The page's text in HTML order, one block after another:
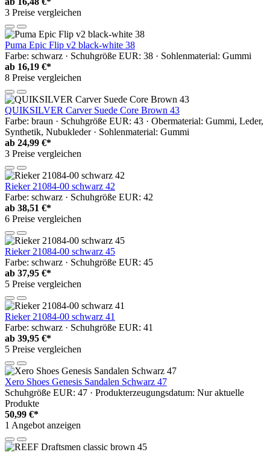
3 Preise vergleichen
Puma Epic Flip v2 black-white 38
Farbe: schwarz · Schuhgröße EUR: 38 · Sohlenmaterial: Gummi
ab 16,19 €*
8 Preise vergleichen
QUIKSILVER Carver Suede Core Brown 43
Farbe: braun · Schuhgröße EUR: 43 · Obermaterial: Gummi, Leder,
Synthetik, Nubukleder · Sohlenmaterial: Gummi
ab 24,99 €*
3 Preise vergleichen
Rieker 21084-00 schwarz 42
Farbe: schwarz · Schuhgröße EUR: 42
ab 38,51 €*
6 Preise vergleichen
Rieker 21084-00 schwarz 45
Farbe: schwarz · Schuhgröße EUR: 45
ab 37,95 €*
5 Preise vergleichen
Rieker 21084-00 schwarz 41
Farbe: schwarz · Schuhgröße EUR: 41
ab 39,95 €*
5 Preise vergleichen
Xero Shoes Genesis Sandalen Schwarz 47
Schuhgröße EUR: 47 · Produkterzeugungsdatum: Nur aktuelle
Produkte
50,99 €*
1 Angebot anzeigen